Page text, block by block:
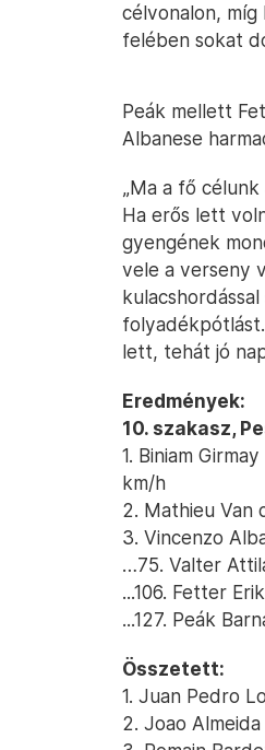
célvonalon,
felében sokat
Peák mellett
Albanese
„Ma a fő
Ha erős lett
gyengének
vele a verseny
lett, tehát jó
Eredmények:
10. szakasz,
1. Biniam
km/h
2. Mathieu Van
3. Vincenzo
…75. Valter
...106. Fetter
...127. Peák
Összetett:
1. Juan Pedro
2. Joao